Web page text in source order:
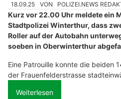
18.09.25 VON POLIZEI.NEWS
Kurz vor 22.00 Uhr meldete ein
Stadtpolizei Winterthur, dass
Roller auf der Autobahn
soeben in Oberwinterthur
Eine Patrouille konnte die beiden
der Frauenfelderstrasse
Weiterlesen